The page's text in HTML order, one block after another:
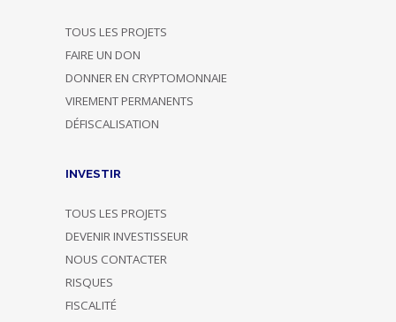
TOUS LES PROJETS
FAIRE UN DON
DONNER EN CRYPTOMONNAIE
VIREMENT PERMANENTS
DÉFISCALISATION
INVESTIR
TOUS LES PROJETS
DEVENIR INVESTISSEUR
NOUS CONTACTER
RISQUES
FISCALITÉ